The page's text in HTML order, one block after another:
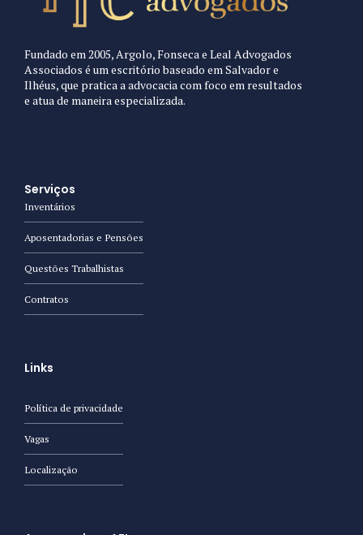
Fundado em 2005, Argolo, Fonseca e Leal Advogados
Associados é um escritório baseado em Salvador e
Ilhéus, que pratica a advocacia com foco em resultados
e atua de maneira especializada.
Serviços
Inventários
Aposentadorias e Pensões
Questões Trabalhistas
Contratos
Links
Política de privacidade
Vagas
Localização